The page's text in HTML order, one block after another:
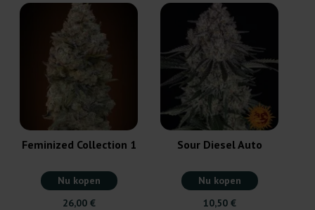
Feminized Collection 1
Nu kopen
26,00 €
Sour Diesel Auto
Nu kopen
10,50 €